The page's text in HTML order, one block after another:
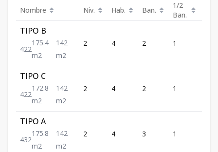
Nombre Niv. Hab. Ban.
1/2
Ban.
TIPO B
422
175.4
m2
142
m2
2 4 2 1
TIPO C
422
172.8
m2
142
m2
2 4 2 1
TIPO A
432
175.8
m2
142
m2
2 4 3 1